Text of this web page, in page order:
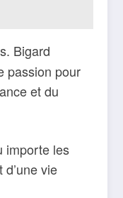
Bigard
passion pour
et du
importe les
vie